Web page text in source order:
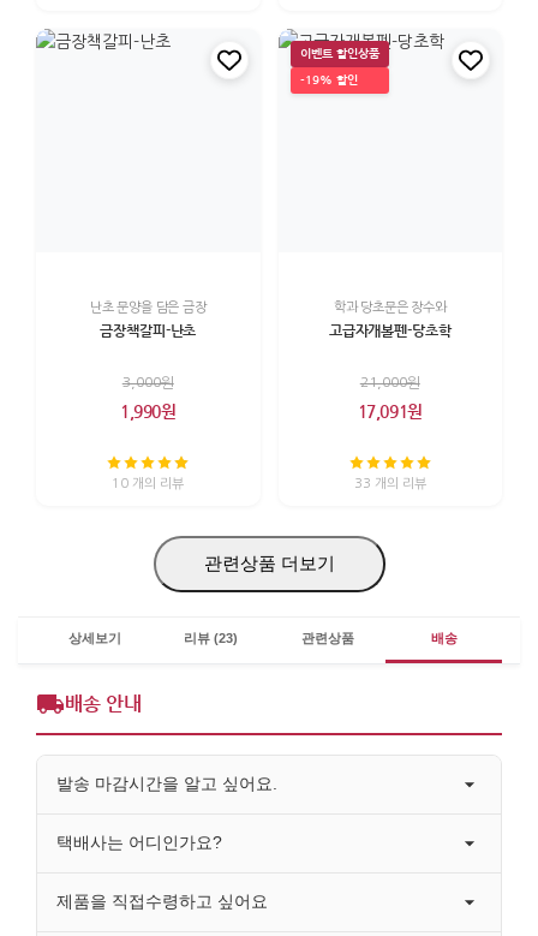
난초 문양을 담은 금장
금장책갈피-난초
3,000원
1,990원
10 개의 리뷰
이벤트 할인상품
-19% 할인
학과 당초문은 장수와
고급자개볼펜-당초학
21,000원
17,091원
33 개의 리뷰
관련상품 더보기
상세보기 리뷰 (23) 관련상품 배송
배송 안내
발송 마감시간을 알고 싶어요.
택배사는 어디인가요?
제품을 직접수령하고 싶어요